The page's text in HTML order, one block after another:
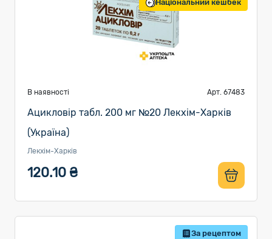
Національний кешбек
В наявності Арт. 67483
Ацикловір табл. 200 мг №20 Лекхім-Харків
(Україна)
Лекхім-Харків
120.10 ₴
За рецептом